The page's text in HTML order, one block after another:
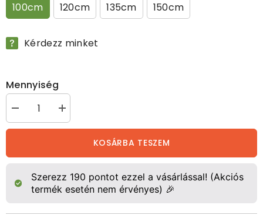
100cm 120cm 135cm 150cm
Kérdezz minket
Mennyiség
&quot;Basic&quot;
nylon
kengyelszíj
mennyiségének
&quot;Basic&quot;
nylon
kengyelszíj
mennyiségének
KOSÁRBA TESZEM
Szerezz 190 pontot ezzel a vásárlással! (Akciós
termék esetén nem érvényes) 🎉